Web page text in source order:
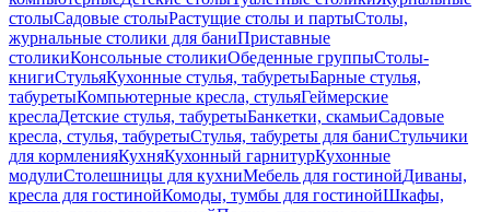
столыСадовые столыРастущие столы и партыСтолы,
журнальные столики для баниПриставные
столикиКонсольные столикиОбеденные группыСтолы-
книгиСтульяКухонные стулья, табуретыБарные стулья,
табуретыКомпьютерные кресла, стульяГеймерские
креслаДетские стулья, табуретыБанкетки, скамьиСадовые
кресла, стулья, табуретыСтулья, табуреты для баниСтульчики
для кормленияКухняКухонный гарнитурКухонные
модулиСтолешницы для кухниМебель для гостинойДиваны,
кресла для гостинойКомоды, тумбы для гостинойШкафы,